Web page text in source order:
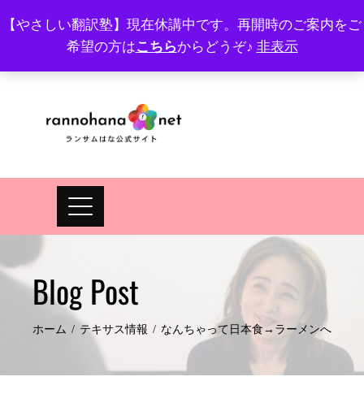
【やさしい翻訳塾】現在休講中です。再開時のご案内をご
希望の方はこちらからどうぞ♪ 非表示
プロフィール FAQ Site map JA EN
Blog Post
ホーム テキサス情報 なんちゃって日本食→ラーメンへ